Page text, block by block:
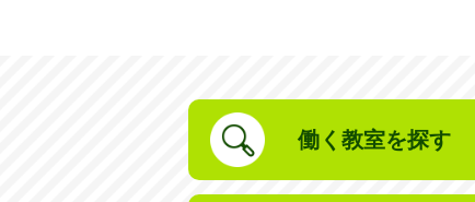
働く教室を探す